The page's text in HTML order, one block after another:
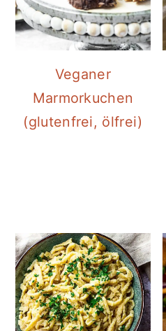
Veganer
Marmorkuchen
(glutenfrei, ölfrei)